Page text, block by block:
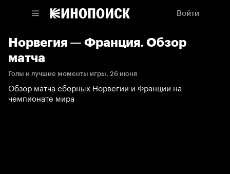
Войти
Норвегия — Франция. Обзор
матча
Голы и лучшие моменты игры. 26 июня
Обзор матча сборных Норвегии и Франции на
чемпионате мира